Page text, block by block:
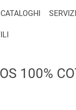
CATALOGHI SERVIZI
100%